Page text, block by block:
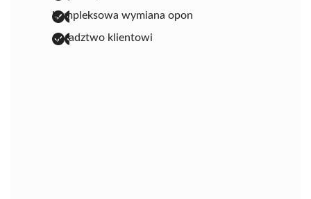
kompleksowa wymiana opon
doradztwo klientowi